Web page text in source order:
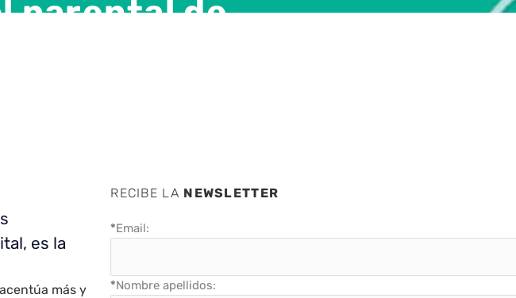
parental de
es la
más y
RECIBE LA NEWSLETTER
*Email:
*Nombre apellidos: